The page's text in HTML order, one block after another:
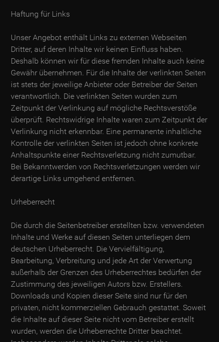
Haftung für Links
Unser Angebot enthält Links zu externen Webseiten
Dritter, auf deren Inhalte wir keinen Einfluss haben.
Deshalb können wir für diese fremden Inhalte auch keine
Gewähr übernehmen. Für die Inhalte der verlinkten Seiten
ist stets der jeweilige Anbieter oder Betreiber der Seiten
verantwortlich. Die verlinkten Seiten wurden zum
Zeitpunkt der Verlinkung auf mögliche Rechtsverstöße
überprüft. Rechtswidrige Inhalte waren zum Zeitpunkt der
Verlinkung nicht erkennbar. Eine permanente inhaltliche
Kontrolle der verlinkten Seiten ist jedoch ohne konkrete
Anhaltspunkte einer Rechtsverletzung nicht zumutbar.
Bei Bekanntwerden von Rechtsverletzungen werden wir
derartige Links umgehend entfernen.
Urheberrecht
Die durch die Seitenbetreiber erstellten bzw. verwendeten
Inhalte und Werke auf diesen Seiten unterliegen dem
deutschen Urheberrecht. Die Vervielfältigung,
Bearbeitung, Verbreitung und jede Art der Verwertung
außerhalb der Grenzen des Urheberrechtes bedürfen der
Zustimmung des jeweiligen Autors bzw. Erstellers.
Downloads und Kopien dieser Seite sind nur für den
privaten, nicht kommerziellen Gebrauch gestattet. Soweit
die Inhalte auf dieser Seite nicht vom Betreiber erstellt
wurden, werden die Urheberrechte Dritter beachtet.